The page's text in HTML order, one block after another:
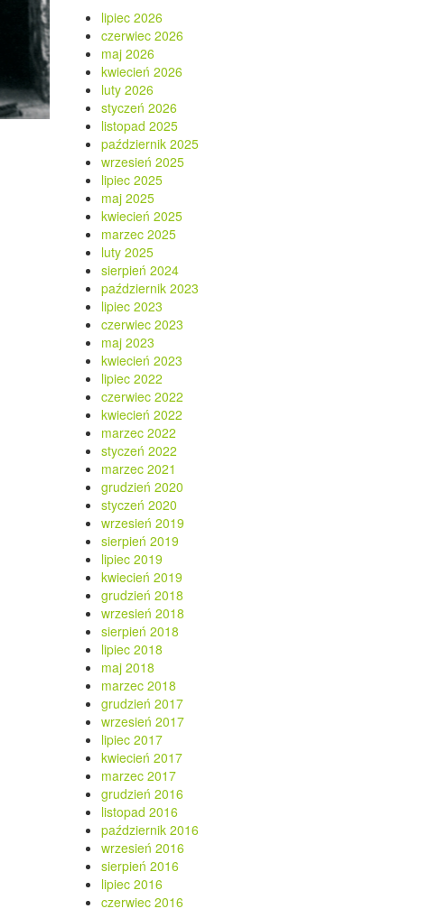
lipiec 2026
czerwiec 2026
maj 2026
kwiecień 2026
luty 2026
styczeń 2026
listopad 2025
październik 2025
wrzesień 2025
lipiec 2025
maj 2025
kwiecień 2025
marzec 2025
luty 2025
sierpień 2024
październik 2023
lipiec 2023
czerwiec 2023
maj 2023
kwiecień 2023
lipiec 2022
czerwiec 2022
kwiecień 2022
marzec 2022
styczeń 2022
marzec 2021
grudzień 2020
styczeń 2020
wrzesień 2019
sierpień 2019
lipiec 2019
kwiecień 2019
grudzień 2018
wrzesień 2018
sierpień 2018
lipiec 2018
maj 2018
marzec 2018
grudzień 2017
wrzesień 2017
lipiec 2017
kwiecień 2017
marzec 2017
grudzień 2016
listopad 2016
październik 2016
wrzesień 2016
sierpień 2016
lipiec 2016
czerwiec 2016